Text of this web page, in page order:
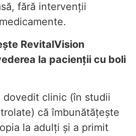
fără intervenții
RevitalVision
la pacienții cu boli
dovedit clinic (în studii
că îmbunătățește
la adulți și a primit